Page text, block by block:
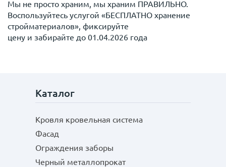
Мы не просто храним, мы храним ПРАВИЛЬНО.
Воспользуйтесь услугой «БЕСПЛАТНО хранение
стройматериалов», фиксируйте
цену и забирайте до 01.04.2026 года
Каталог
Кровля кровельная система
Фасад
Ограждения заборы
Черный металлопрокат